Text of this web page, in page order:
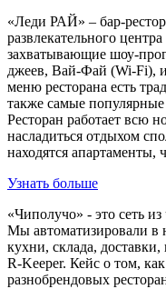
«Леди РАЙ» – бар-
развлекательного
захватывающие шоу-
джеев, Вай-Фай (Wi-Fi),
меню ресторана есть
также самые
Ресторан работает всю
насладиться отдыхом
находятся апартаменты,
Узнать больше
«Чиполучо» - это сеть
Мы автоматизировали в
кухни, склада,
R-Keeper. Кейс о том,
разнобрендовых